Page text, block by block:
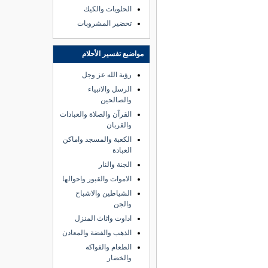
الحلويات والكيك
تحضير المشروبات
مواضيع تفسير الأحلام
رؤية الله عز وجل
الرسل والانبياء
والصالحين
القرآن والصلاة والعبادات
والقربان
الكعبة والمسجد واماكن
العبادة
الجنة والنار
الاموات والقبور واحوالها
الشياطين والاشباح
والجن
اداوت واثاث المنزل
الذهب والفضة والمعادن
الطعام والفواكه
والخضار